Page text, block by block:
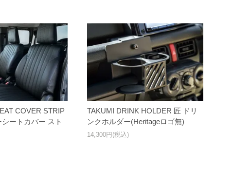
COVER STRIP
ートカバー スト
TAKUMI DRINK HOLDER 匠 ドリ
ンクホルダー(Heritageロゴ無)
14,300円(税込)